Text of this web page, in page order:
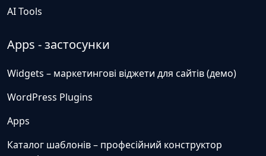
AI Tools
Apps - застосунки
Widgets – маркетингові віджети для сайтів (демо)
WordPress Plugins
Apps
Каталог шаблонів – професійний конструктор